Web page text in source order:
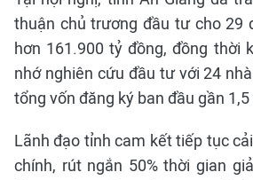
thuận chủ trương đầu tư cho 29
hơn 161.900 tỷ đồng, đồng thời
nhớ nghiên cứu đầu tư với 24
tổng vốn đăng ký ban đầu gần
Lãnh đạo tỉnh cam kết tiếp tục
chính, rút ngắn 50% thời gian